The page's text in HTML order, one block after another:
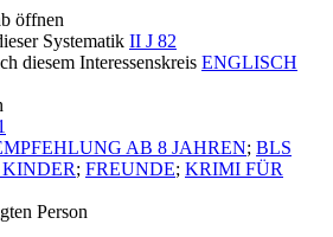
öffnen
Systematik II J 82
diesem Interessenskreis ENGLISCH
AB 8 JAHREN; BLS
; FREUNDE; KRIMI FÜR
Person